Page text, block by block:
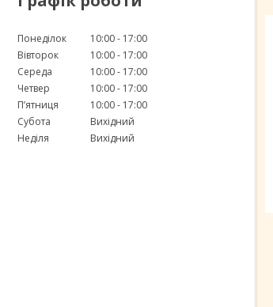
Понеділок 10:00
17:00
Вівторок
10:00
17:00
Середа
10:00
17:00
Четвер
10:00
17:00
Пʼятниця
10:00
17:00
Субота
Вихідний
Неділя
Вихідний